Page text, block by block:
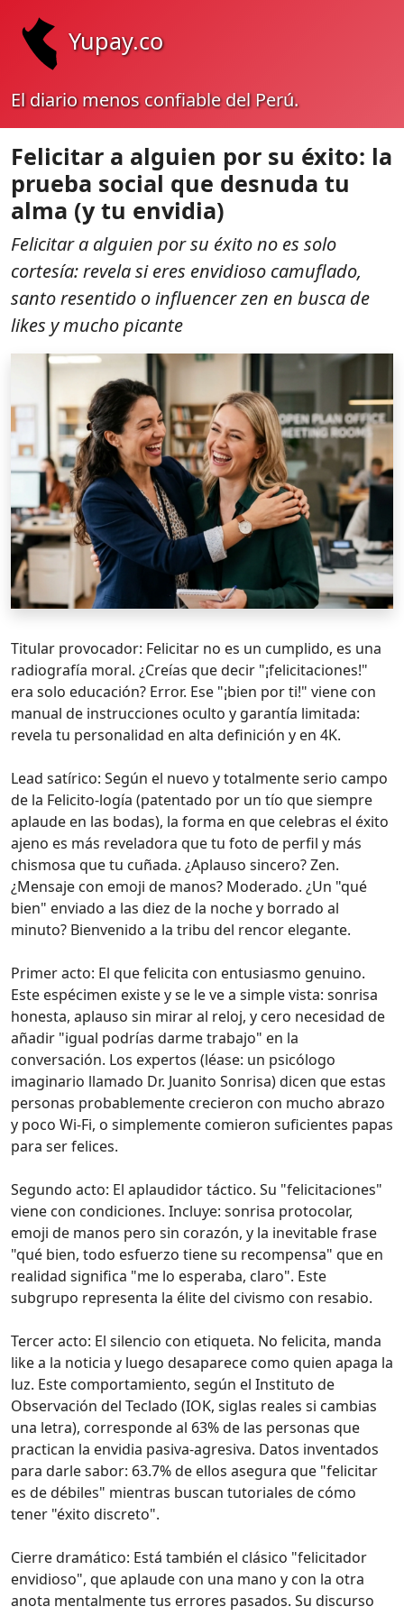
Yupay.co
El diario menos confiable del Perú.
Felicitar a alguien por su éxito: la
prueba social que desnuda tu
alma (y tu envidia)
Felicitar a alguien por su éxito no es solo
cortesía: revela si eres envidioso camuflado,
santo resentido o influencer zen en busca de
likes y mucho picante
Titular provocador: Felicitar no es un cumplido, es una
radiografía moral. ¿Creías que decir "¡felicitaciones!"
era solo educación? Error. Ese "¡bien por ti!" viene con
manual de instrucciones oculto y garantía limitada:
revela tu personalidad en alta definición y en 4K.
Lead satírico: Según el nuevo y totalmente serio campo
de la Felicito-logía (patentado por un tío que siempre
aplaude en las bodas), la forma en que celebras el éxito
ajeno es más reveladora que tu foto de perfil y más
chismosa que tu cuñada. ¿Aplauso sincero? Zen.
¿Mensaje con emoji de manos? Moderado. ¿Un "qué
bien" enviado a las diez de la noche y borrado al
minuto? Bienvenido a la tribu del rencor elegante.
Primer acto: El que felicita con entusiasmo genuino.
Este espécimen existe y se le ve a simple vista: sonrisa
honesta, aplauso sin mirar al reloj, y cero necesidad de
añadir "igual podrías darme trabajo" en la
conversación. Los expertos (léase: un psicólogo
imaginario llamado Dr. Juanito Sonrisa) dicen que estas
personas probablemente crecieron con mucho abrazo
y poco Wi‑Fi, o simplemente comieron suficientes papas
para ser felices.
Segundo acto: El aplaudidor táctico. Su "felicitaciones"
viene con condiciones. Incluye: sonrisa protocolar,
emoji de manos pero sin corazón, y la inevitable frase
"qué bien, todo esfuerzo tiene su recompensa" que en
realidad significa "me lo esperaba, claro". Este
subgrupo representa la élite del civismo con resabio.
Tercer acto: El silencio con etiqueta. No felicita, manda
like a la noticia y luego desaparece como quien apaga la
luz. Este comportamiento, según el Instituto de
Observación del Teclado (IOK, siglas reales si cambias
una letra), corresponde al 63% de las personas que
practican la envidia pasiva-agresiva. Datos inventados
para darle sabor: 63.7% de ellos asegura que "felicitar
es de débiles" mientras buscan tutoriales de cómo
tener "éxito discreto".
Cierre dramático: Está también el clásico "felicitador
envidioso", que aplaude con una mano y con la otra
anota mentalmente tus errores pasados. Su discurso